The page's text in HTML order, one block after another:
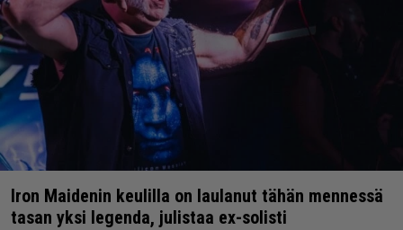
Iron Maidenin keulilla on laulanut tähän mennessä
tasan yksi legenda, julistaa ex-solisti